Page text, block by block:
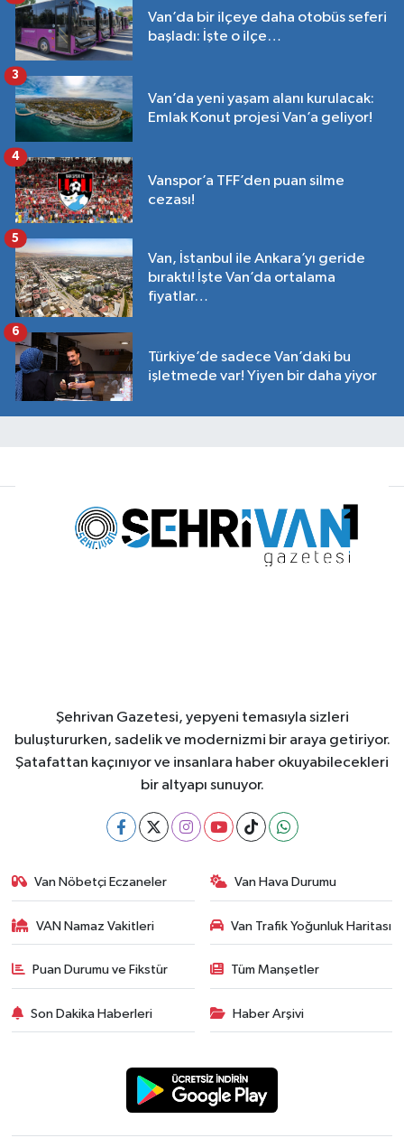
Van’da bir ilçeye daha otobüs seferi
başladı: İşte o ilçe…
Van’da yeni yaşam alanı kurulacak:
Emlak Konut projesi Van’a geliyor!
3
Vanspor’a TFF’den puan silme
cezası!
4
Van, İstanbul ile Ankara’yı geride
bıraktı! İşte Van’da ortalama
fiyatlar…
5
Türkiye’de sadece Van’daki bu
işletmede var! Yiyen bir daha yiyor
6
Şehrivan Gazetesi, yepyeni temasıyla sizleri
buluştururken, sadelik ve modernizmi bir araya getiriyor.
Şatafattan kaçınıyor ve insanlara haber okuyabilecekleri
bir altyapı sunuyor.
Van Nöbetçi Eczaneler Van Hava Durumu
VAN Namaz Vakitleri Van Trafik Yoğunluk Haritası
Puan Durumu ve Fikstür Tüm Manşetler
Son Dakika Haberleri Haber Arşivi